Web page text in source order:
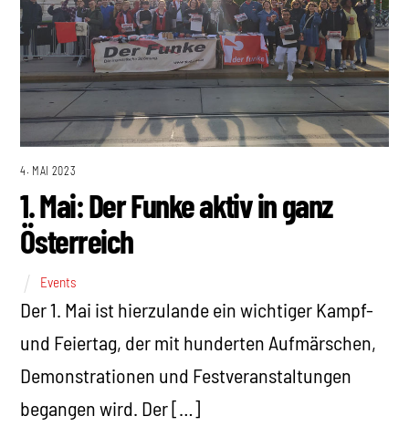
4. MAI 2023
1. Mai: Der Funke aktiv in ganz
Österreich
Events
Der 1. Mai ist hierzulande ein wichtiger Kampf-
und Feiertag, der mit hunderten Aufmärschen,
Demonstrationen und Festveranstaltungen
begangen wird. Der […]